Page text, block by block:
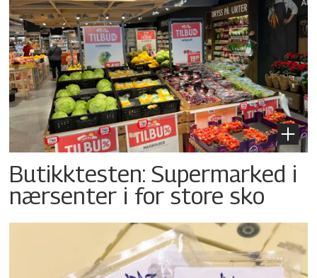
Butikktesten: Supermarked i
nærsenter i for store sko